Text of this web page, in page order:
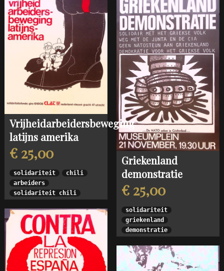
Griekenland
demonstratie
€ 25,00
solidariteit
griekenland
demonstratie
Vrijheidarbeidersbeweging
latijns amerika
€ 25,00
solidariteit
chili
arbeiders
solidariteit chili